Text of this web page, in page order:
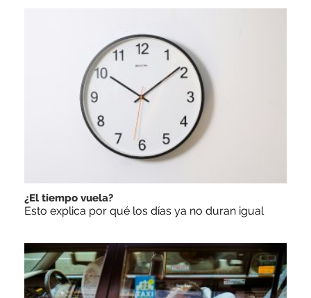
¿El tiempo vuela?
Esto explica por qué los días ya no duran igual